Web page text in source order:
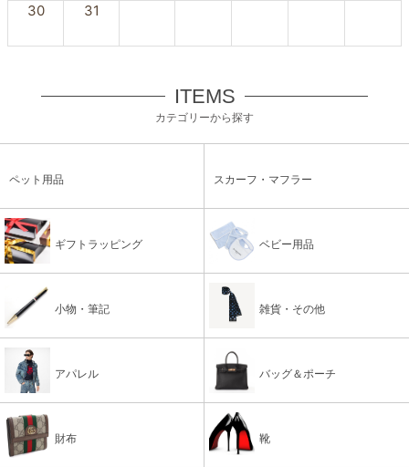
30 31
ITEMS
カテゴリーから探す
ペット用品 スカーフ・マフラー
ギフトラッピング ベビー用品
小物・筆記 雑貨・その他
アパレル バッグ＆ポーチ
財布 靴